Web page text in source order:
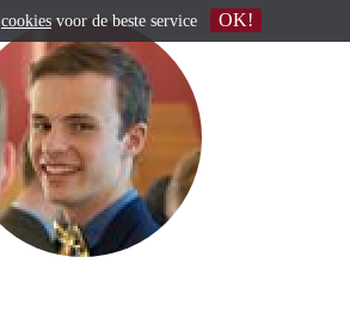
cookies voor de beste service OK!